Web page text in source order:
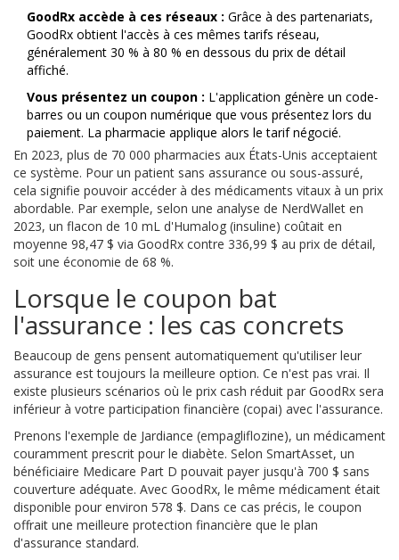
GoodRx accède à ces réseaux : Grâce à des partenariats,
GoodRx obtient l'accès à ces mêmes tarifs réseau,
généralement 30 % à 80 % en dessous du prix de détail
affiché.
Vous présentez un coupon : L'application génère un code-
barres ou un coupon numérique que vous présentez lors du
paiement. La pharmacie applique alors le tarif négocié.
En 2023, plus de 70 000 pharmacies aux États-Unis acceptaient
ce système. Pour un patient sans assurance ou sous-assuré,
cela signifie pouvoir accéder à des médicaments vitaux à un prix
abordable. Par exemple, selon une analyse de NerdWallet en
2023, un flacon de 10 mL d'Humalog (insuline) coûtait en
moyenne 98,47 $ via GoodRx contre 336,99 $ au prix de détail,
soit une économie de 68 %.
Lorsque le coupon bat
l'assurance : les cas concrets
Beaucoup de gens pensent automatiquement qu'utiliser leur
assurance est toujours la meilleure option. Ce n'est pas vrai. Il
existe plusieurs scénarios où le prix cash réduit par GoodRx sera
inférieur à votre participation financière (copai) avec l'assurance.
Prenons l'exemple de Jardiance (empagliflozine), un médicament
couramment prescrit pour le diabète. Selon SmartAsset, un
bénéficiaire Medicare Part D pouvait payer jusqu'à 700 $ sans
couverture adéquate. Avec GoodRx, le même médicament était
disponible pour environ 578 $. Dans ce cas précis, le coupon
offrait une meilleure protection financière que le plan
d'assurance standard.